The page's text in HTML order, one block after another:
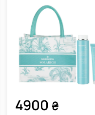
4900 ₴